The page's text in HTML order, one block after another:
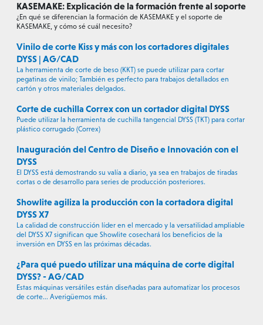
KASEMAKE: Explicación de la formación frente al soporte
¿En qué se diferencian la formación de KASEMAKE y el soporte de
KASEMAKE, y cómo sé cuál necesito?
Vinilo de corte Kiss y más con los cortadores digitales
DYSS | AG/CAD
La herramienta de corte de beso (KKT) se puede utilizar para cortar
pegatinas de vinilo; También es perfecto para trabajos detallados en
cartón y otros materiales delgados.
Corte de cuchilla Correx con un cortador digital DYSS
Puede utilizar la herramienta de cuchilla tangencial DYSS (TKT) para cortar
plástico corrugado (Correx)
Inauguración del Centro de Diseño e Innovación con el
DYSS
El DYSS está demostrando su valía a diario, ya sea en trabajos de tiradas
cortas o de desarrollo para series de producción posteriores.
Showlite agiliza la producción con la cortadora digital
DYSS X7
La calidad de construcción líder en el mercado y la versatilidad ampliable
del DYSS X7 significan que Showlite cosechará los beneficios de la
inversión en DYSS en las próximas décadas.
¿Para qué puedo utilizar una máquina de corte digital
DYSS? - AG/CAD
Estas máquinas versátiles están diseñadas para automatizar los procesos
de corte... Averigüemos más.